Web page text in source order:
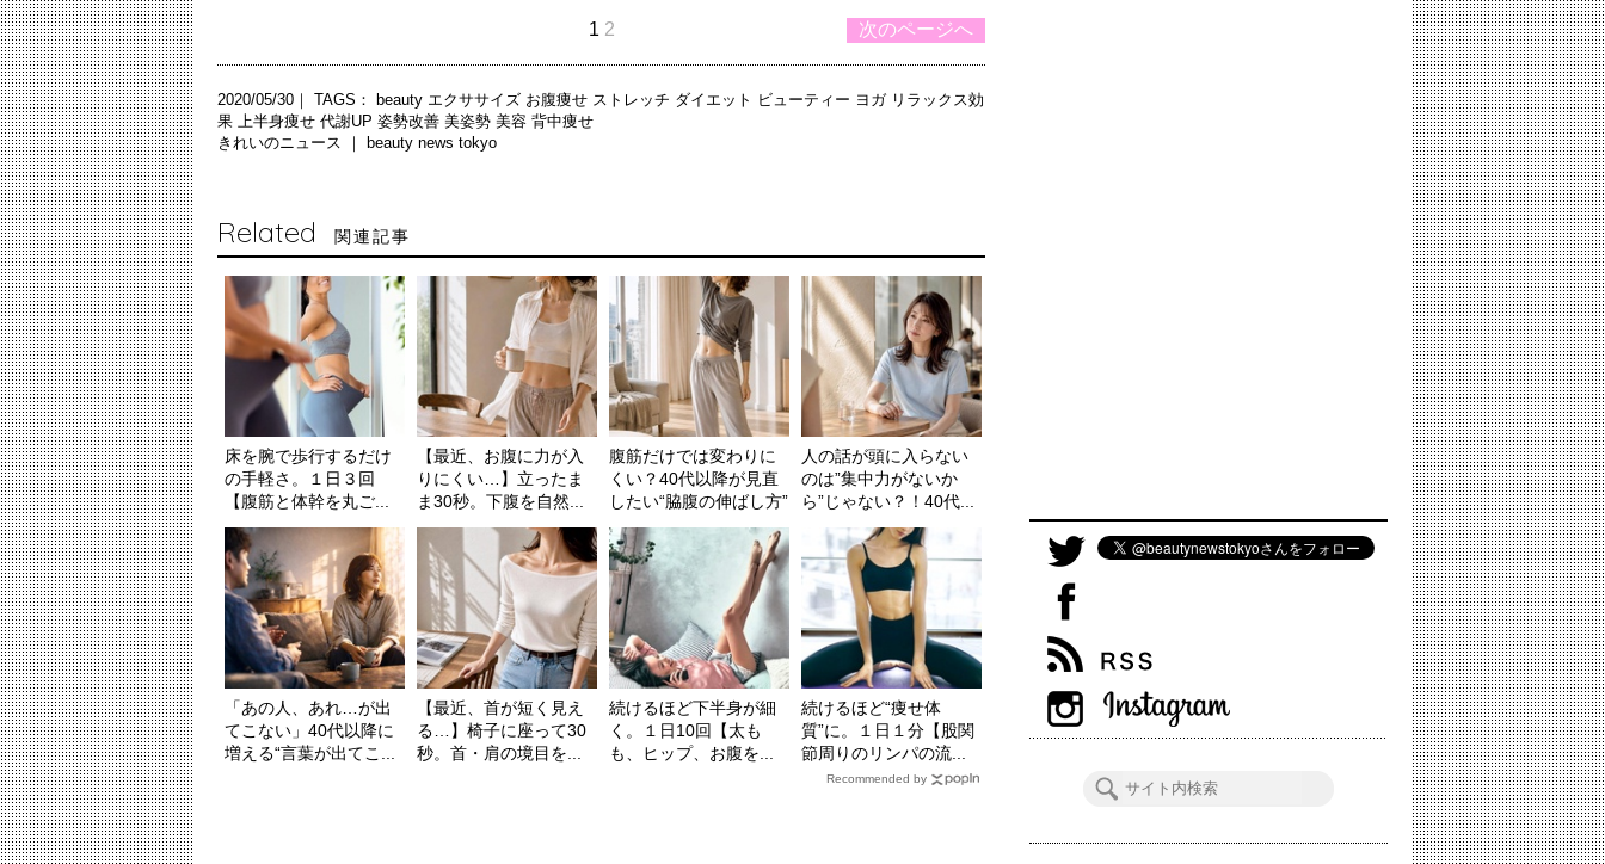
次のページへ
1 2
2020/05/30｜ TAGS： beauty エクササイズ お腹痩せ ストレッチ ダイエット ビューティー ヨガ リラックス効
果 上半身痩せ 代謝UP 姿勢改善 美姿勢 美容 背中痩せ
きれいのニュース ｜
beauty news tokyo
Related 関連記事
床を腕で歩行するだけ
の手軽さ。１日３回
【腹筋と体幹を丸ご...
【最近、お腹に力が入
りにくい…】立ったま
ま30秒。下腹を自然...
腹筋だけでは変わりに
くい？40代以降が見直
したい“脇腹の伸ばし方”
人の話が頭に入らない
のは”集中力がないか
ら”じゃない？！40代...
「あの人、あれ…が出
てこない」40代以降に
増える“言葉が出てこ...
【最近、首が短く見え
る…】椅子に座って30
秒。首・肩の境目を...
続けるほど下半身が細
く。１日10回【太も
も、ヒップ、お腹を...
続けるほど“痩せ体
質”に。１日１分【股関
節周りのリンパの流...
Recommended by